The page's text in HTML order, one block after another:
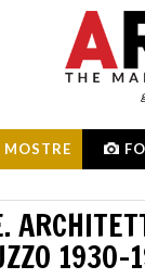
MOSTRE
1930-